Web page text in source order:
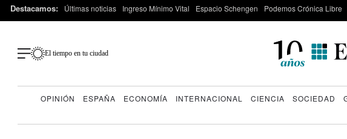
Destacamos: Últimas noticias Ingreso Mínimo Vital Espacio Schengen Podemos Crónica Libre
El tiempo en tu ciudad
OPINIÓN ESPAÑA ECONOMÍA INTERNACIONAL CIENCIA SOCIEDAD